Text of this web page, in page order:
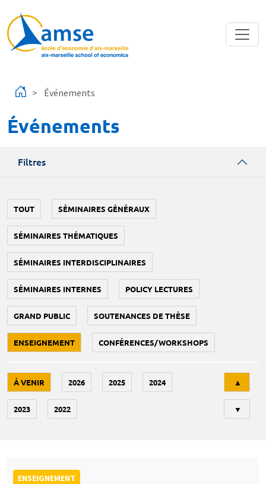
Événements
Événements
Filtres
TOUT SÉMINAIRES GÉNÉRAUX
SÉMINAIRES THÉMATIQUES
SÉMINAIRES INTERDISCIPLINAIRES
SÉMINAIRES INTERNES POLICY LECTURES
GRAND PUBLIC SOUTENANCES DE THÈSE
ENSEIGNEMENT CONFÉRENCES/WORKSHOPS
À VENIR 2026 2025 2024
2023 2022
▲
▼
ENSEIGNEMENT